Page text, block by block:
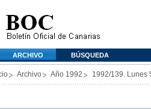
ARCHIVO BÚSQUEDA
Archivo Año 1992 1992/139. Lunes